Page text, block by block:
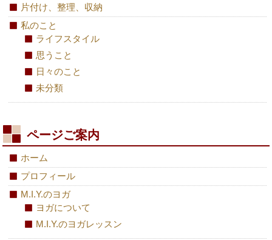
片付け、整理、収納
私のこと
ライフスタイル
思うこと
日々のこと
未分類
ページご案内
ホーム
プロフィール
M.I.Y.のヨガ
ヨガについて
M.I.Y.のヨガレッスン